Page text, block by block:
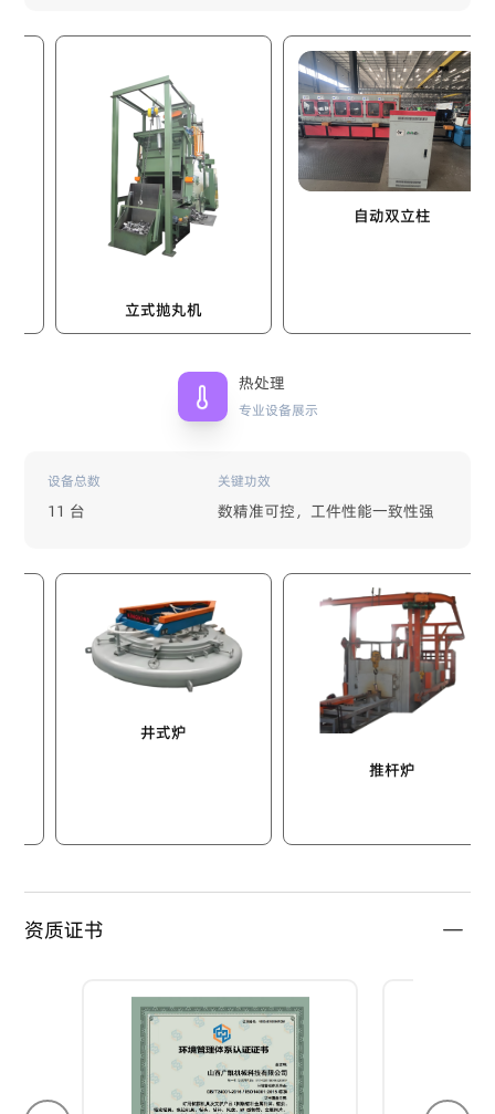
立式抛丸机
自动双立柱
热处理
专业设备展示
设备总数
11 台
关键功效
数精准可控，工件性能一致性强
资质证书